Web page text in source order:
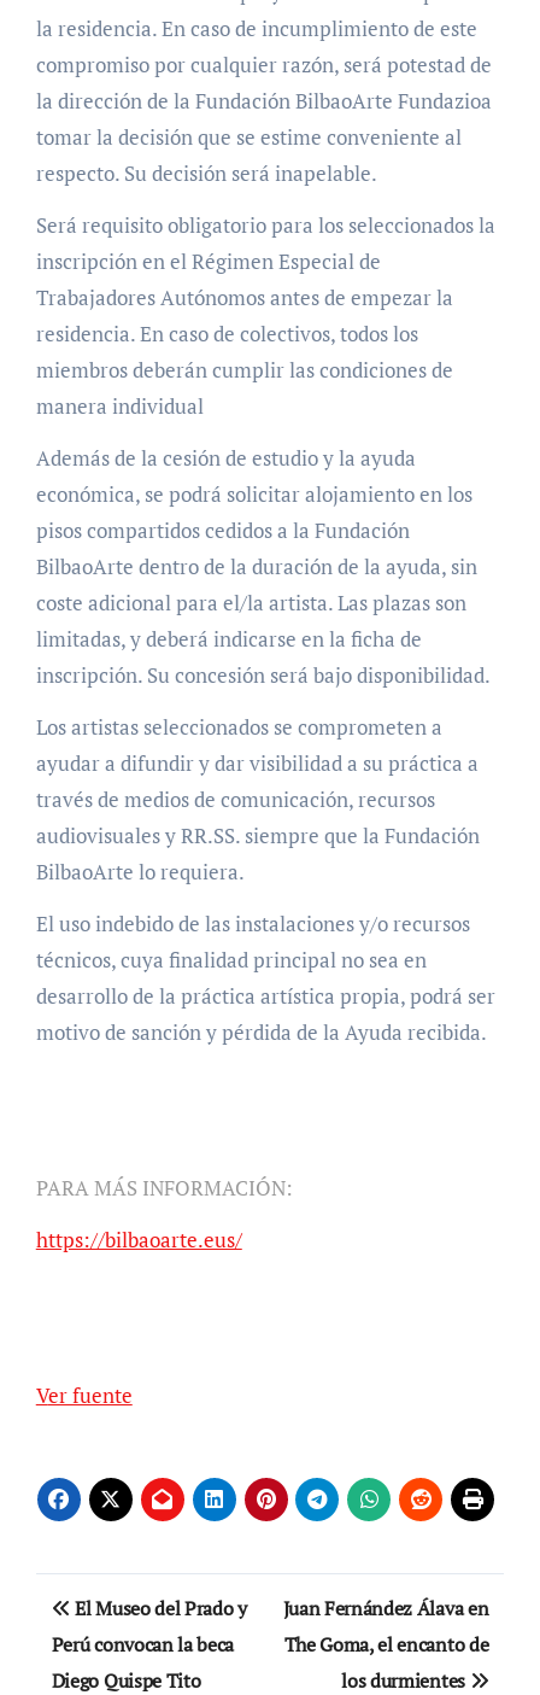
la residencia. En caso de incumplimiento de este
compromiso por cualquier razón, será potestad de
la dirección de la Fundación BilbaoArte Fundazioa
tomar la decisión que se estime conveniente al
respecto. Su decisión será inapelable.
Será requisito obligatorio para los seleccionados la
inscripción en el Régimen Especial de
Trabajadores Autónomos antes de empezar la
residencia. En caso de colectivos, todos los
miembros deberán cumplir las condiciones de
manera individual
Además de la cesión de estudio y la ayuda
económica, se podrá solicitar alojamiento en los
pisos compartidos cedidos a la Fundación
BilbaoArte dentro de la duración de la ayuda, sin
coste adicional para el/la artista. Las plazas son
limitadas, y deberá indicarse en la ficha de
inscripción. Su concesión será bajo disponibilidad.
Los artistas seleccionados se comprometen a
ayudar a difundir y dar visibilidad a su práctica a
través de medios de comunicación, recursos
audiovisuales y RR.SS. siempre que la Fundación
BilbaoArte lo requiera.
El uso indebido de las instalaciones y/o recursos
técnicos, cuya finalidad principal no sea en
desarrollo de la práctica artística propia, podrá ser
motivo de sanción y pérdida de la Ayuda recibida.
PARA MÁS INFORMACIÓN:
https://bilbaoarte.eus/
Ver fuente
Navegación
de
El Museo del Prado y
Perú convocan la beca
Diego Quispe Tito
Juan Fernández Álava en
The Goma, el encanto de
los durmientes